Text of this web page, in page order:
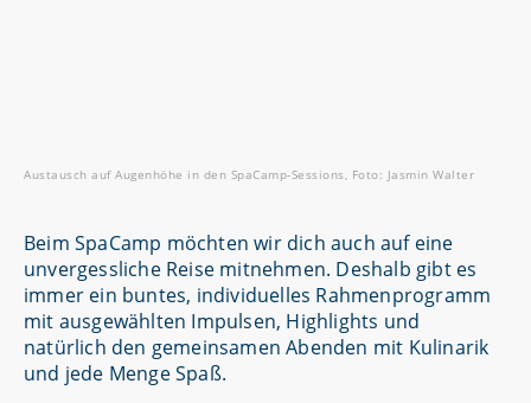
Austausch auf Augenhöhe in den SpaCamp-Sessions, Foto: Jasmin Walter
Beim SpaCamp möchten wir dich auch auf eine
unvergessliche Reise mitnehmen. Deshalb gibt es
immer ein buntes, individuelles Rahmenprogramm
mit ausgewählten Impulsen, Highlights und
natürlich den gemeinsamen Abenden mit Kulinarik
und jede Menge Spaß.